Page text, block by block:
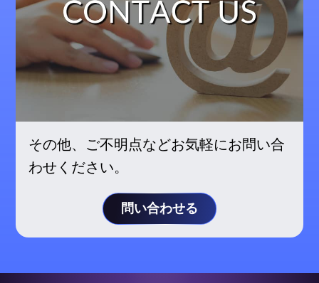
その他、ご不明点などお気軽にお問い合
わせください。
問い合わせる